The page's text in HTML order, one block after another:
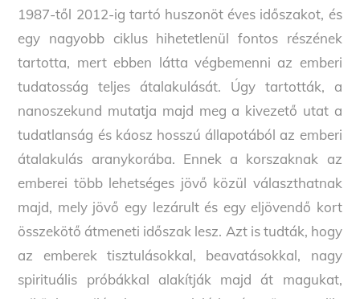
1987-től 2012-ig tartó huszonöt éves időszakot, és
egy nagyobb ciklus hihetetlenül fontos részének
tartotta, mert ebben látta végbemenni az emberi
tudatosság teljes átalakulását. Úgy tartották, a
nanoszekund mutatja majd meg a kivezető utat a
tudatlanság és káosz hosszú állapotából az emberi
átalakulás aranykorába. Ennek a korszaknak az
emberei több lehetséges jövő közül választhatnak
majd, mely jövő egy lezárult és egy eljövendő kort
összekötő átmeneti időszak lesz. Azt is tudták, hogy
az emberek tisztulásokkal, beavatásokkal, nagy
spirituális próbákkal alakítják majd át magukat,